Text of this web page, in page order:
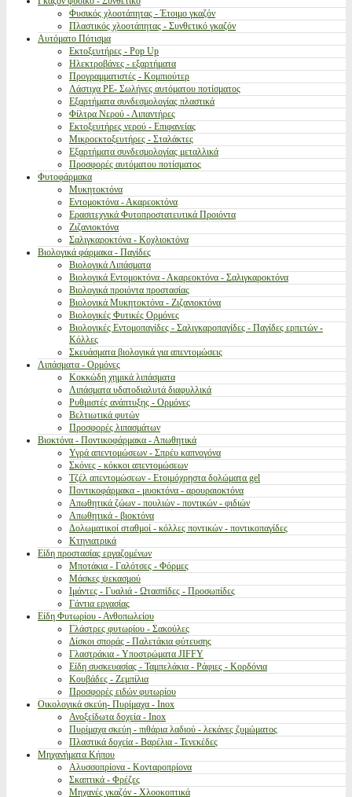
Φυσικός χλοοτάπητας - Έτοιμο γκαζόν
Πλαστικός χλοοτάπητας - Συνθετικό γκαζόν
Αυτόματο Πότισμα
Εκτοξευτήρες - Pop Up
Ηλεκτροβάνες - εξαρτήματα
Προγραμματιστές - Κομπιούτερ
Λάστιχα PE- Σωλήνες αυτόματου ποτίσματος
Εξαρτήματα συνδεσμολογίας πλαστικά
Φίλτρα Νερού - Λιπαντήρες
Εκτοξευτήρες νερού - Επιφανείας
Μικροεκτοξευτήρες - Σταλάκτες
Εξαρτήματα συνδεσμολογίας μεταλλικά
Προσφορές αυτόματου ποτίσματος
Φυτοφάρμακα
Μυκητοκτόνα
Εντομοκτόνα - Ακαρεοκτόνα
Ερασιτεχνικά Φυτοπροστατευτικά Προιόντα
Ζιζανιοκτόνα
Σαλιγκαροκτόνα - Κοχλιοκτόνα
Βιολογικά φάρμακα - Παγίδες
Βιολογικά Λιπάσματα
Βιολογικά Εντομοκτόνα - Ακαρεοκτόνα - Σαλιγκαροκτόνα
Βιολογικά προιόντα προστασίας
Βιολογικά Μυκητοκτόνα - Ζιζανιοκτόνα
Βιολογικές Φυτικές Ορμόνες
Βιολογικές Εντομοπαγίδες - Σαλιγκαροπαγίδες - Παγίδες ερπετών -
Κόλλες
Σκευάσματα βιολογικά για απεντομώσεις
Λιπάσματα - Ορμόνες
Κοκκώδη χημικά λιπάσματα
Λιπάσματα υδατοδιαλυτά διαφυλλικά
Ρυθμιστές ανάπτυξης - Ορμόνες
Βελτιωτικά φυτών
Προσφορές λιπασμάτων
Βιοκτόνα - Ποντικοφάρμακα - Απωθητικά
Υγρά απεντομώσεων - Σπρέυ καπνογόνα
Σκόνες - κόκκοι απεντομώσεων
Τζέλ απεντομώσεων - Ετοιμόχρηστα δολώματα gel
Ποντικοφάρμακα - μυοκτόνα - αρουραιοκτόνα
Απωθητικά ζώων - πουλιών - ποντικών - φιδιών
Απωθητικά - βιοκτόνα
Δολωματικοί σταθμοί - κόλλες ποντικών - ποντικοπαγίδες
Κτηνιατρικά
Είδη προστασίας εργαζομένων
Μποτάκια - Γαλότσες - Φόρμες
Μάσκες ψεκασμού
Ιμάντες - Γυαλιά - Ωτασπίδες - Προσωπίδες
Γάντια εργασίας
Είδη Φυτωρίου - Ανθοπωλείου
Γλάστρες φυτωρίου - Σακούλες
Δίσκοι σποράς - Παλετάκια φύτευσης
Γλαστράκια - Υποστρώματα JIFFY
Είδη συσκευασίας - Ταμπελάκια - Ράφιες - Κορδόνια
Κουβάδες - Ζεμπίλια
Προσφορές ειδών φυτωρίου
Οικολογικά σκεύη- Πυρίμαχα - Inox
Ανοξείδωτα δοχεία - Inox
Πυρίμαχα σκεύη - πιθάρια λαδιού - λεκάνες ζυμώματος
Πλαστικά δοχεία - Βαρέλια - Τενεκέδες
Μηχανήματα Κήπου
Αλυσσοπρίονα - Κονταροπρίονα
Σκαπτικά - Φρέζες
Μηχανές γκαζόν - Χλοοκοπτικά